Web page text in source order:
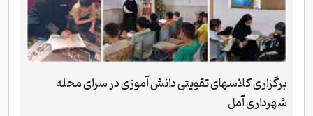
برگزاری کلاسهای تقویتی دانش آموزی در سرای محله
شهرداری آمل